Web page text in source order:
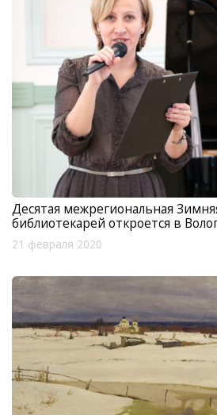
Десятая межрегиональная
библиотекарей откроется в
21 февраля 2020